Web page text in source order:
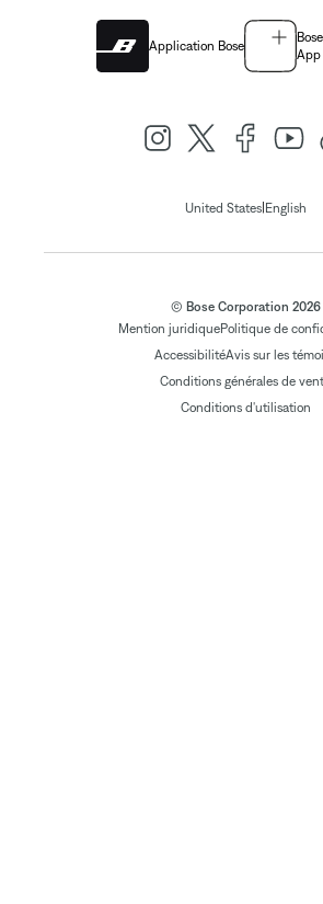
Application Bose
App
United States| English
© Bose Corporation 2026
Mention juridiquePolitique de
AccessibilitéAvis sur les
Conditions générales de
Conditions d'utilisation